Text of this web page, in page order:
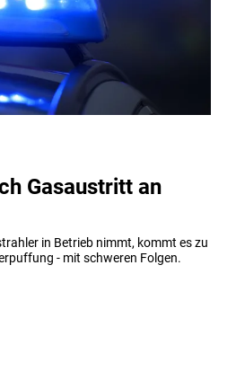
Gasaustritt an
in Betrieb nimmt, kommt es zu
- mit schweren Folgen.